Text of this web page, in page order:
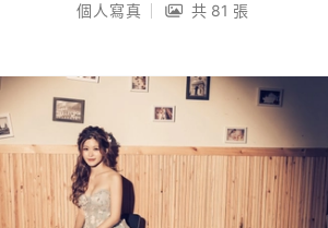
個人寫真 共 81 張